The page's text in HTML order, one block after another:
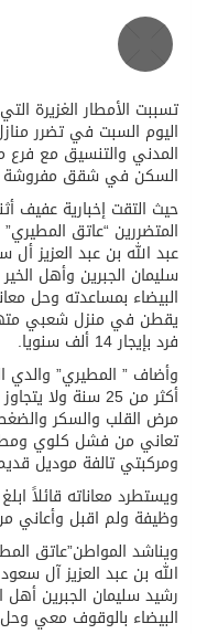
الأمطار الغزيرة التي
السبت في تضرر منازل أربع
والتنسيق مع فرع مكتب
في شقق مفروشة ,
التقت إخبارية عفيف أثناء
“عاتق المطيري”
الله بن عبد العزيز أل سعود
الجبرين وأهل الخير
بمساعدته وحل معاناته
14 ألف سنويا.
” المطيري” والدي
القلب والسكر والضغط ,
تالفة موديل قديم 85 .
ولم اقبل وأعاني من مرض
المواطن”عاتق المطيري”
بن عبد العزيز آل سعود
سليمان الجبرين أهل الخير
بالوقوف معي وحل